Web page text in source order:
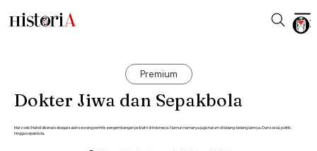
Premium
Dokter Jiwa dan Sepakbola
Marzoeki Mahdi dikenal sebagai salah seorang perintis pengembangan psikiatri di Indonesia. Namun namanya juga harum di bidang-bidang lainnya. Dari sosial, politik,
hingga sepakbola.